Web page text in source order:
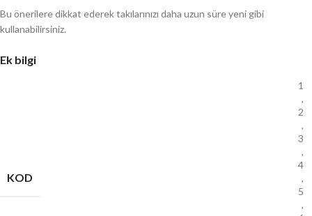
Bu önerilere dikkat ederek takılarınızı daha uzun süre yeni gibi
kullanabilirsiniz.
Ek bilgi
KOD
1
,
2
,
3
,
4
,
5
,